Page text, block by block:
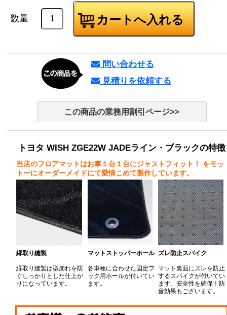
数量
問い合わせる
見積りを依頼する
この商品の業務用割引ページ>>
トヨタ WISH ZGE22W JADEライン・ブラックの特徴
当店のフロアマットはお車１台１台にジャストフィット！
をモッ
トーにオーダーメイドにて愛情こめて製作しています。
縁取り縫製
縁取り縫製は型崩れを防
ぐしっかりとした仕上が
りになっています。
マットストッパーホール
各車種に合わせた固定フ
ック用ホールが付いてい
ます。
ズレ防止スパイク
マット裏面にズレを防止
するスパイクが付いてい
ます。安全性を確保！防
音効果もございます。